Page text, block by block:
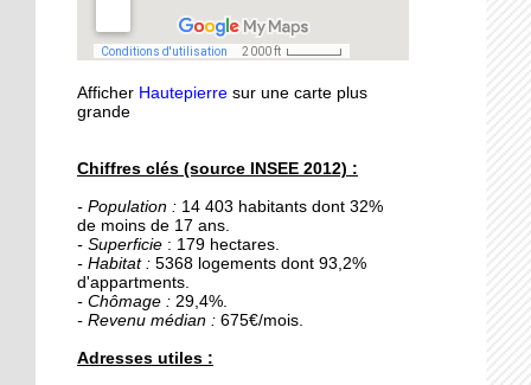
pour le lycée musulman
18 septembre 2015
Les percus comme vous
16 septembre 2015
De la Passerelle au
Ricochet
16 septembre 2015
Table et Culture
Afficher Hautepierre sur une carte plus
grande
Chiffres clés (source INSEE 2012) :
- Population : 14 403 habitants dont 32%
de moins de 17 ans.
- Superficie : 179 hectares.
- Habitat : 5368 logements dont 93,2%
d'appartments.
- Chômage : 29,4%.
- Revenu médian : 675€/mois.
Adresses utiles :